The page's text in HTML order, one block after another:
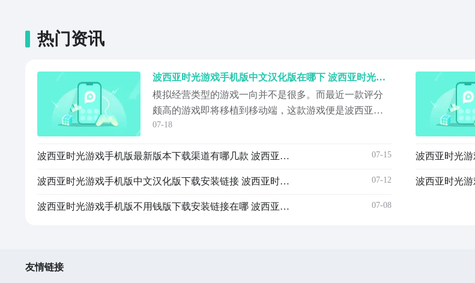
热门资讯
波西亚时光游戏手机版中文汉化版在哪下 波西亚时光手游安卓下载地址推荐
模拟经营类型的游戏一向并不是很多。而最近一款评分
颇高的游戏即将移植到移动端，这款游戏便是波西亚时
光。此游戏将战斗、剧情和模拟经营融合在了一起，让
下？不少人在得知移植消息之后都非常激动，所以在网
下载》》》》...
07-18
波西亚时光游戏手机版最新版本下载渠道有哪几款 波西亚时光手游中文汉化版下载渠道推荐 07-15
波西亚时光游戏手机版中文汉化版下载安装链接 波西亚时光手游安卓手机版下载推荐 07-12
波西亚时光游戏手机版不用钱版下载安装链接在哪 波西亚时光手游最新预约链接推荐 07-08
友情链接